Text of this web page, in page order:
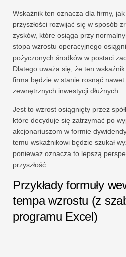
Wskaźnik ten oznacza dla firmy,
przyszłości rozwijać się w sposób
zysków, które osiąga przy
stopa wzrostu operacyjnego
pożyczonych środków w postaci
Dlatego uważa się, że ten
firma będzie w stanie rosnąć
zewnętrznych inwestycji dłużnych.
Jest to wzrost osiągnięty przez
które decyduje się zatrzymać po
akcjonariuszom w formie
temu wskaźnikowi będzie szukał
ponieważ oznacza to lepszą
przyszłość.
Przykłady formuły
tempa wzrostu (z
programu Excel)